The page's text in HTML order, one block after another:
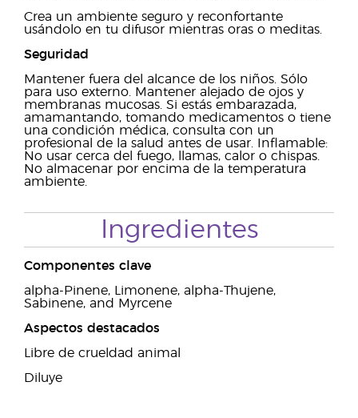
Crea un ambiente seguro y reconfortante
usándolo en tu difusor mientras oras o meditas.
Seguridad
Mantener fuera del alcance de los niños. Sólo
para uso externo. Mantener alejado de ojos y
membranas mucosas. Si estás embarazada,
amamantando, tomando medicamentos o tiene
una condición médica, consulta con un
profesional de la salud antes de usar. Inflamable:
No usar cerca del fuego, llamas, calor o chispas.
No almacenar por encima de la temperatura
ambiente.
Ingredientes
Componentes clave
alpha-Pinene, Limonene, alpha-Thujene,
Sabinene, and Myrcene
Aspectos destacados
Libre de crueldad animal
Diluye